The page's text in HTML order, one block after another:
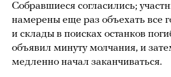
Собравшиеся согласились;
намерены еще раз объехать все
и склады в поисках останков
объявил минуту молчания, и
медленно начал заканчиваться.